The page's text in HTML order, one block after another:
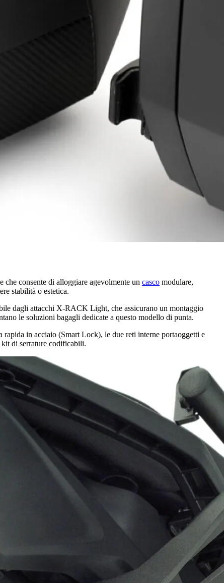
che consente di alloggiare agevolmente un casco modulare,
stabilità o estetica.
dagli attacchi X-RACK Light, che assicurano un montaggio
le soluzioni bagagli dedicate a questo modello di punta.
in acciaio (Smart Lock), le due reti interne portaoggetti e
di serrature codificabili.